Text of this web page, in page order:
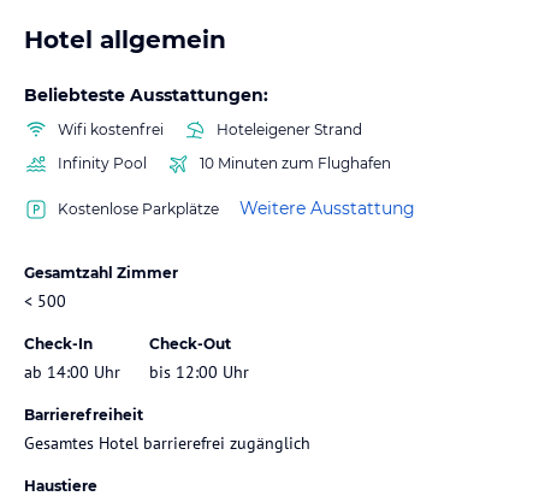
Hotel allgemein
Beliebteste Ausstattungen:
Wifi kostenfrei
Hoteleigener Strand
Infinity Pool
10 Minuten zum Flughafen
Kostenlose Parkplätze Weitere Ausstattung
Gesamtzahl Zimmer
< 500
Check-In
ab 14:00 Uhr
Check-Out
bis 12:00 Uhr
Barrierefreiheit
Gesamtes Hotel barrierefrei zugänglich
Haustiere